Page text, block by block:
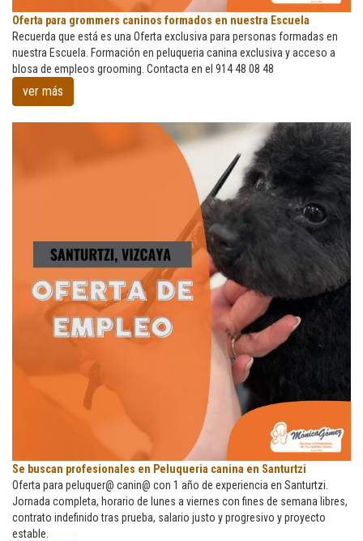
Oferta
para
grommers
caninos
formados
Oferta para grommers caninos formados en nuestra Escuela
Recuerda que está es una Oferta exclusiva para personas formadas en
nuestra Escuela. Formación en peluqueria canina exclusiva y acceso a
blosa de empleos grooming. Contacta en el 914 48 08 48
ver más
Se
buscan
profesionales
en
Peluqueria
Se buscan profesionales en Peluqueria canina en Santurtzi
Oferta para peluquer@ canin@ con 1 año de experiencia en Santurtzi.
Jornada completa, horario de lunes a viernes con fines de semana libres,
contrato indefinido tras prueba, salario justo y progresivo y proyecto
estable.